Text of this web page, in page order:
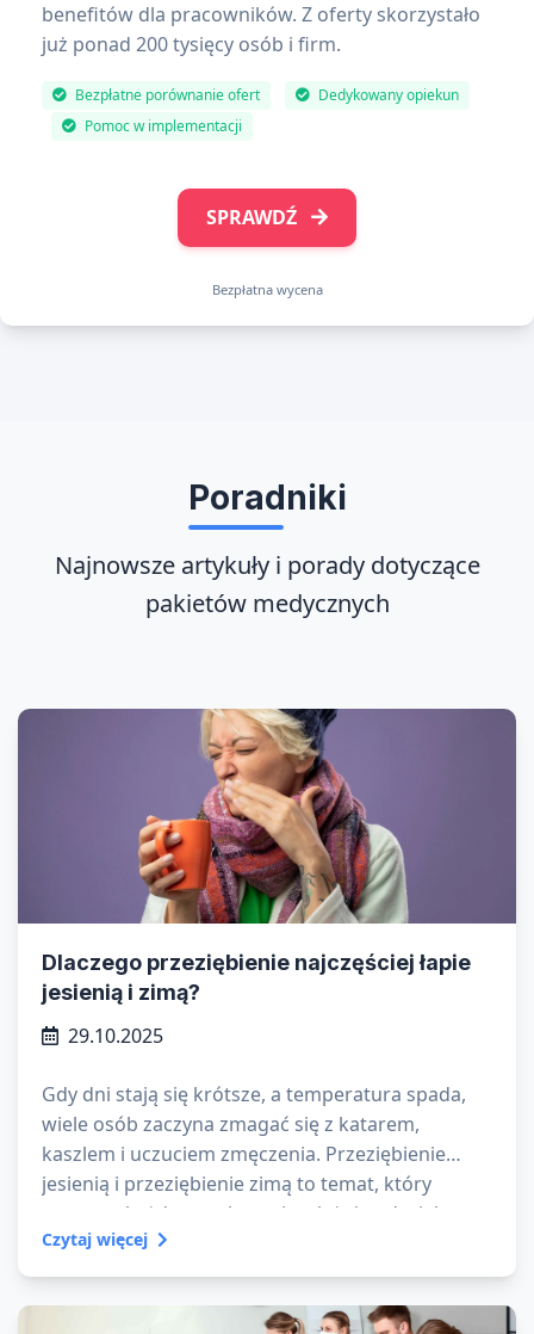
benefitów dla pracowników. Z oferty skorzystało
już ponad 200 tysięcy osób i firm.
Bezpłatne porównanie ofert
Dedykowany opiekun
Pomoc w implementacji
SPRAWDŹ
Bezpłatna wycena
Poradniki
Najnowsze artykuły i porady dotyczące
pakietów medycznych
Dlaczego przeziębienie najczęściej łapie
jesienią i zimą?
29.10.2025
Gdy dni stają się krótsze, a temperatura spada,
wiele osób zaczyna zmagać się z katarem,
kaszlem i uczuciem zmęczenia. Przeziębienie
jesienią i przeziębienie zimą to temat, który
powraca każdego roku – niezależnie od wieku czy
stylu życia. Ale dlaczego chorujemy jesienią i zimą
częściej niż w cieplejszych miesiącach?
Czytaj więcej